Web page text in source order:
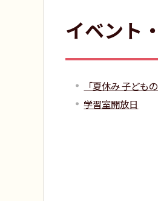
イベント
「夏休み 子ど
学習室開放日